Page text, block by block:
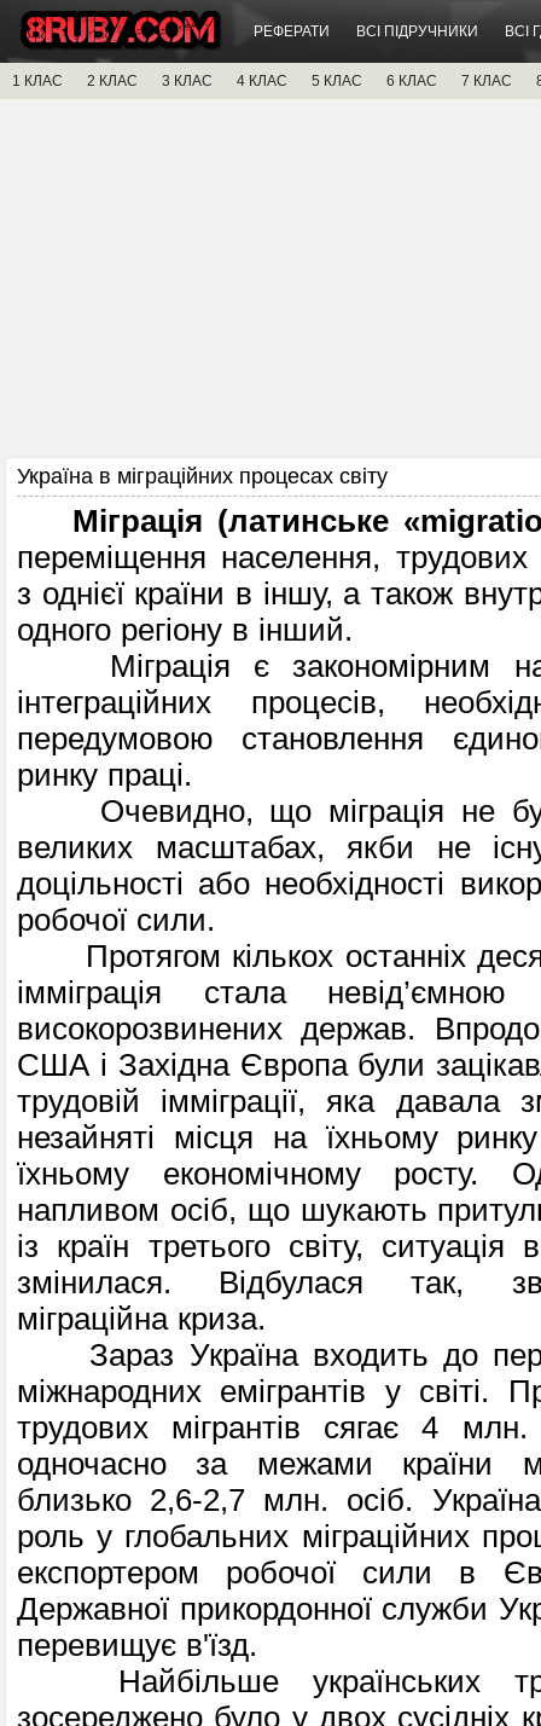
РЕФЕРАТИ ВСІ ПІДРУЧНИКИ ВСІ
1 КЛАС 2 КЛАС 3 КЛАС 4 КЛАС 5 КЛАС 6 КЛАС 7 КЛАС
Україна в міграційних процесах світу
Міграція (латинське
переміщення населення, трудових
з однієї країни в іншу, а також
одного регіону в інший.
Міграція є закономірним
інтеграційних процесів,
передумовою становлення
ринку праці.
Очевидно, що міграція не
великих масштабах, якби не
доцільності або необхідності
робочої сили.
Протягом кількох останніх
імміграція стала
високорозвинених держав.
США і Західна Європа були
трудовій імміграції, яка давала
незайняті місця на їхньому
їхньому економічному росту.
напливом осіб, що шукають
із країн третього світу,
змінилася. Відбулася так,
міграційна криза.
Зараз Україна входить до
міжнародних емігрантів у світі.
трудових мігрантів сягає 4
одночасно за межами країни
близько 2,6-2,7 млн. осіб.
роль у глобальних міграційних
експортером робочої сили в
Державної прикордонної служби
перевищує в'їзд.
Найбільше українських
зосереджено було у двох сусідніх